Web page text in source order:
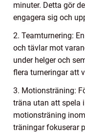
minuter. Detta gör
engagera sig och
2. Teamturnering:
och tävlar mot
under helger och
flera turneringar att
3. Motionsträning:
träna utan att spela
motionsträning
träningar fokuserar